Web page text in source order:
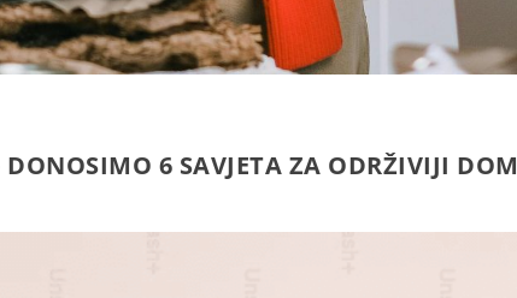
6 SAVJETA ZA ODRŽIVIJI DOM